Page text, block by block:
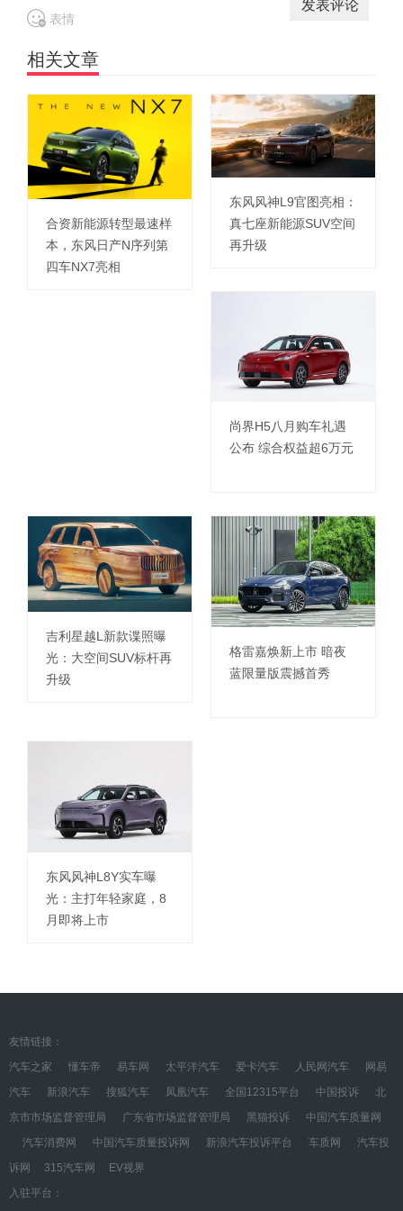
表情
相关文章
合资新能源转型最速样
本，东风日产N序列第
四车NX7亮相
东风风神L9官图亮相：
真七座新能源SUV空间
再升级
尚界H5八月购车礼遇
公布 综合权益超6万元
吉利星越L新款谍照曝
光：大空间SUV标杆再
升级
格雷嘉焕新上市 暗夜
蓝限量版震撼首秀
东风风神L8Y实车曝
光：主打年轻家庭，8
月即将上市
友情链接：
汽车之家
懂车帝 易车网 太平洋汽车 爱卡汽车 人民网汽车
网易
汽车
新浪汽车 搜狐汽车 凤凰汽车 全国12315平台 中国投诉
北
京市市场监督管理局
广东省市场监督管理局 黑猫投诉
中国汽车质量网
汽车消费网
中国汽车质量投诉网 新浪汽车投诉平台 车质网
汽车投
诉网
315汽车网
EV视界
入驻平台：